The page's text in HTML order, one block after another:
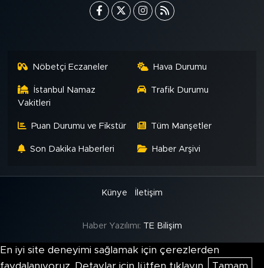
Nöbetçi Eczaneler Hava Durumu
İstanbul Namaz
Vakitleri
Trafik Durumu
Puan Durumu ve Fikstür Tüm Manşetler
Son Dakika Haberleri Haber Arşivi
Künye İletişim
Haber Yazılımı: TE Bilişim
En iyi site deneyimi sağlamak için çerezlerden
faydalanıyoruz. Detaylar için lütfen tıklayın.
Tamam